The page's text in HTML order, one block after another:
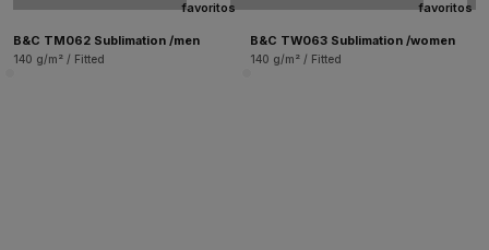
favoritos
B&C TM062 Sublimation /men
140 g/m² / Fitted
favoritos
B&C TW063 Sublimation /women
140 g/m² / Fitted